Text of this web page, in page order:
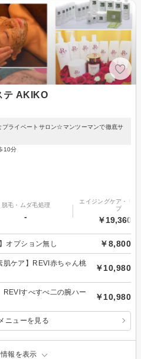
テ AKIKO
プライベートサロン☆マンツーマンで徹底サ
10分
脱毛・ムダ毛処理
-
エイジングケア・リ
プ
￥19,360～
オプション無し ￥8,800
肌ケア】REVI赤ちゃん桃
￥10,980
REVIすべすべ二の腕ハー
￥10,980
ニューを見る
報を表示